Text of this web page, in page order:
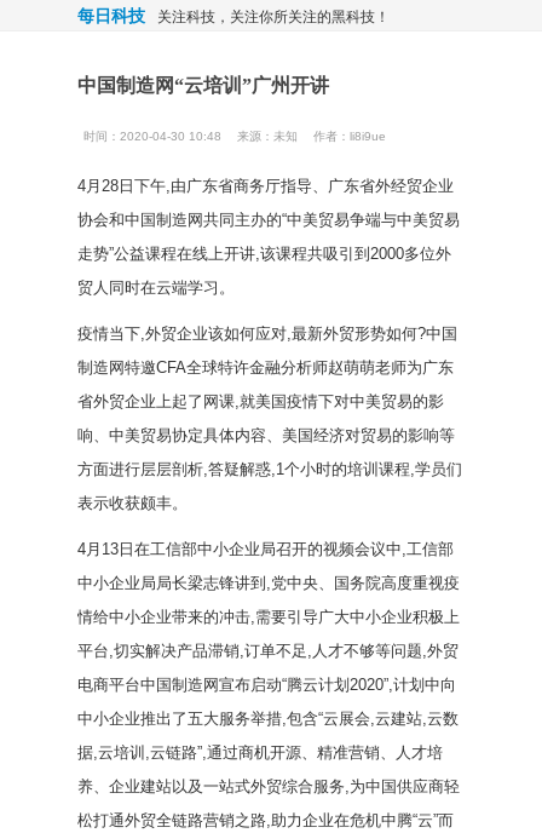
每日科技 关注科技，关注你所关注的黑科技！
中国制造网“云培训”广州开讲
时间：2020-04-30 10:48 来源： 未知 作者：li8i9ue
4月28日下午,由广东省商务厅指导、广东省外经贸企业
协会和中国制造网共同主办的“中美贸易争端与中美贸易
走势”公益课程在线上开讲,该课程共吸引到2000多位外
贸人同时在云端学习。
疫情当下,外贸企业该如何应对,最新外贸形势如何?中国
制造网特邀CFA全球特许金融分析师赵萌萌老师为广东
省外贸企业上起了网课,就美国疫情下对中美贸易的影
响、中美贸易协定具体内容、美国经济对贸易的影响等
方面进行层层剖析,答疑解惑,1个小时的培训课程,学员们
表示收获颇丰。
4月13日在工信部中小企业局召开的视频会议中,工信部
中小企业局局长梁志锋讲到,党中央、国务院高度重视疫
情给中小企业带来的冲击,需要引导广大中小企业积极上
平台,切实解决产品滞销,订单不足,人才不够等问题,外贸
电商平台中国制造网宣布启动“腾云计划2020”,计划中向
中小企业推出了五大服务举措,包含“云展会,云建站,云数
据,云培训,云链路”,通过商机开源、精准营销、人才培
养、企业建站以及一站式外贸综合服务,为中国供应商轻
松打通外贸全链路营销之路,助力企业在危机中腾“云”而